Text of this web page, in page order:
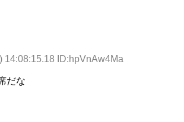
14:08:15.18 ID:hpVnAw4Ma
だな